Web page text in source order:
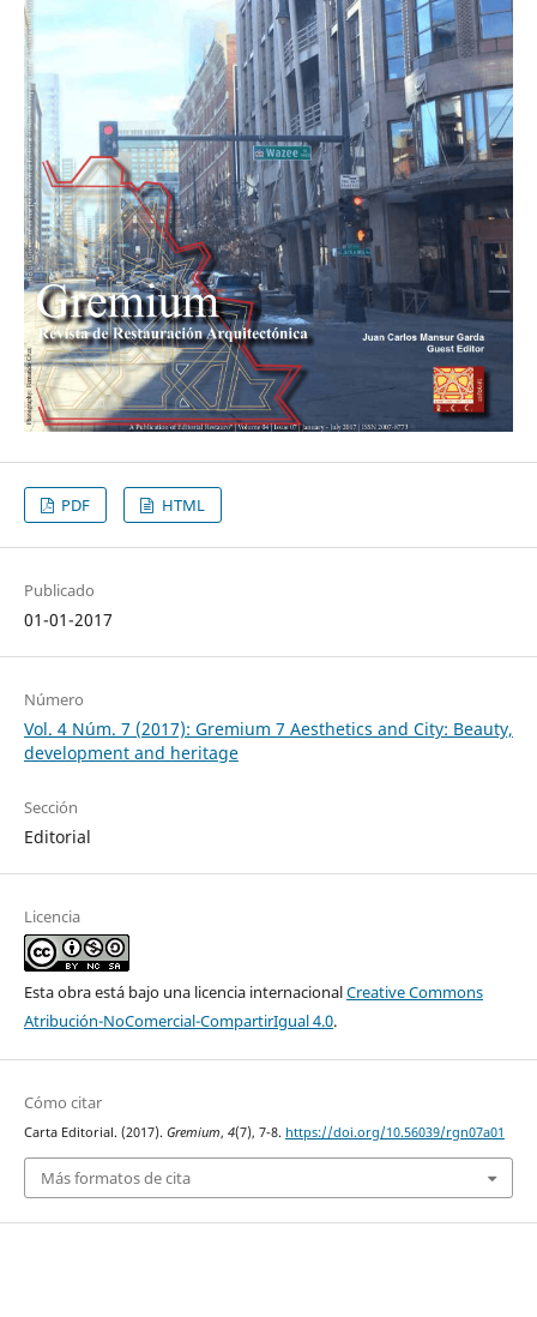
PDF HTML
Publicado
01-01-2017
Número
Vol. 4 Núm. 7 (2017): Gremium 7 Aesthetics and City: Beauty,
development and heritage
Sección
Editorial
Licencia
Esta obra está bajo una licencia internacionalCreative Commons
Atribución-NoComercial-CompartirIgual 4.0.
Cómo citar
Carta Editorial. (2017). Gremium, 4(7), 7-8. https://doi.org/10.56039/rgn07a01
Más formatos de cita